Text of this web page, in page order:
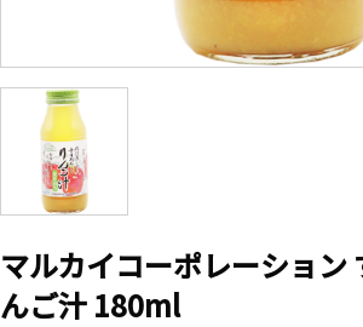
マルカイコーポレーション
んご汁 180ml